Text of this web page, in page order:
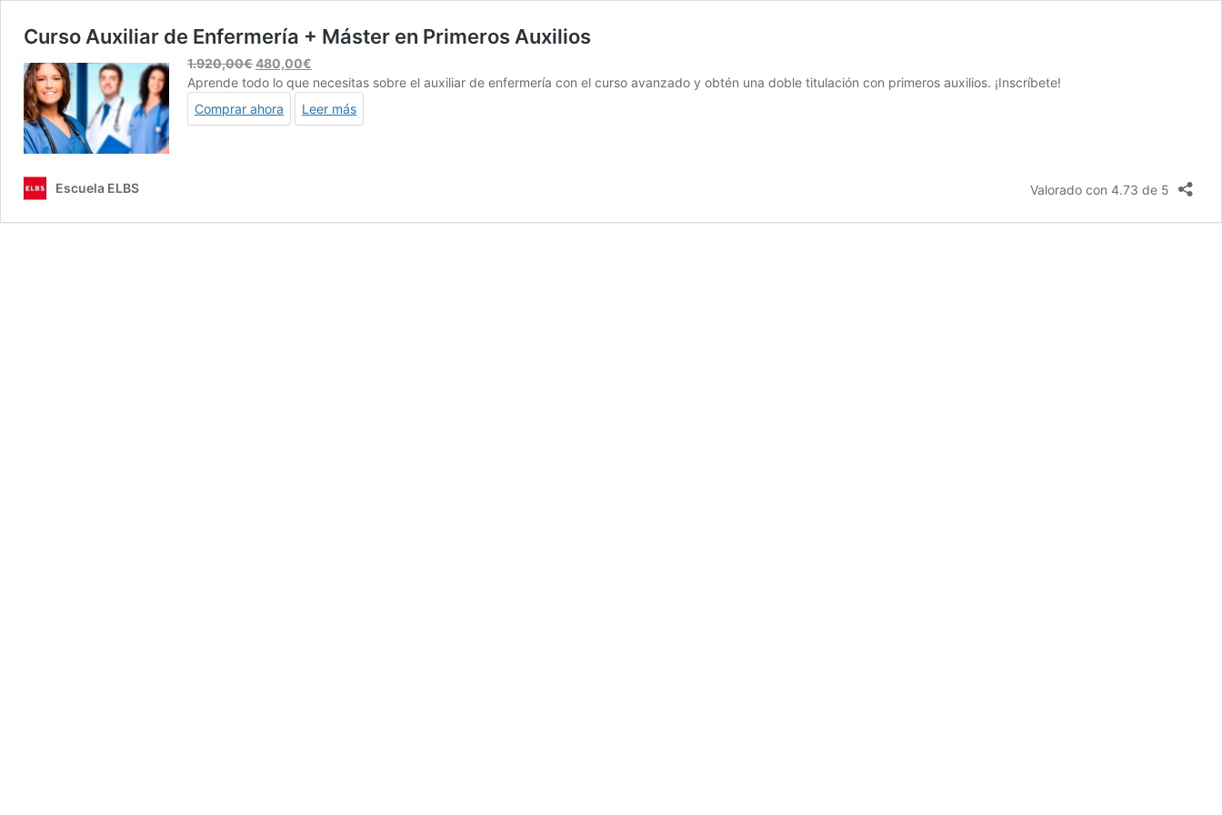
Curso Auxiliar de Enfermería + Máster en Primeros Auxilios
1.920,00€El
precio
original
era:
480,00€
precio
actual
es:
Aprende todo lo que necesitas sobre el auxiliar de enfermería con el curso avanzado y obtén una doble titulación con primeros auxilios. ¡Inscríbete!
Comprar ahora
Leer más
Escuela ELBS Valorado con 4.73 de 5